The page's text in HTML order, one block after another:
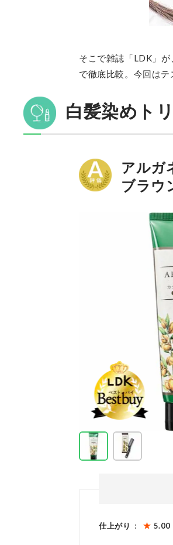
そこで雑誌「LDK」
で徹底比較。今回はテ
白髪染めト
アルガ
ブラウ
仕上がり 5.00